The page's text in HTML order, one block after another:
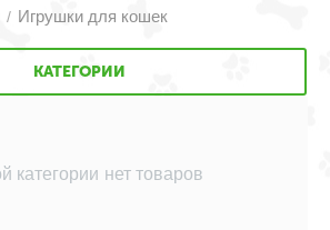
/ Игрушки для кошек
КАТЕГОРИИ
категории нет товаров